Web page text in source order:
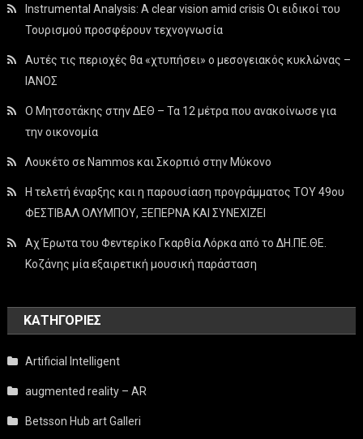
Instrumental Analysis: A clear vision amid crisis Οι ειδικοί του
Τουρισμού προσφέρουν τεχνογνωσία
Αυτές τις περιοχές θα «χτυπήσει» ο μεσογειακός κυκλώνας –
ΙΑΝΟΣ
Ο Μητσοτάκης στην ΔΕΘ – Τα 12 μέτρα που ανακοίνωσε για
την οικονομία
Λουκέτο σε Nammos και Σκορπιό στην Μύκονο
Η τελετή έναρξης και η παρουσίαση προγράμματος ΤΟΥ 49ου
ΦΕΣΤΙΒΑΛ ΟΛΥΜΠΟΥ, ΞΕΠΕΡΝΑ ΚΑΙ ΣΥΝΕΧΙΖΕΙ
Αχ Έρωτα του Φεντερίκο Γκαρθία Λόρκα από το ΔΗ.ΠΕ.ΘΕ.
Κοζάνης μία εξαιρετική μουσική παράσταση
KΑΤΗΓΟΡΊΕΣ
Artificial Intelligent
augmented reality – AR
Betsson Hub art Galleri